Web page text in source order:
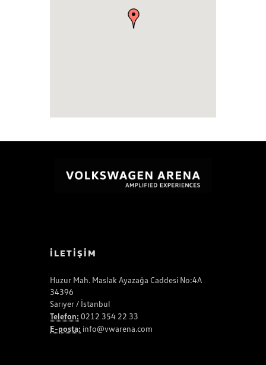
İLETİŞİM
Huzur Mah. Maslak Ayazağa Caddesi No:4A
34396
Sarıyer / İstanbul
Telefon: 0212 354 22 33
E-posta: info@vwarena.com